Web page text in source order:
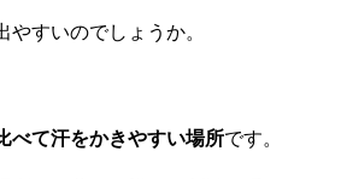
すいのでしょうか。
べて汗をかきやすい場所です。